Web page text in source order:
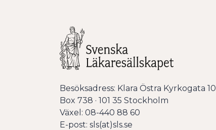
Besöksadress: Klara Östra Kyrkogata 10
Box 738 · 101 35 Stockholm
Växel: 08-440 88 60
E-post: sls(at)sls.se